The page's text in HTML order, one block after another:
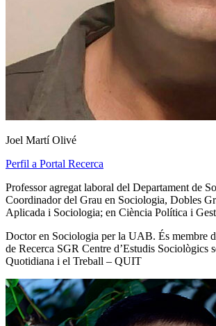
Joel Martí Olivé
Perfil a Portal Recerca
Professor agregat laboral del Departament de
Coordinador del Grau en Sociologia, Dobles
Aplicada i Sociologia; en Ciència Política i
Doctor en Sociologia per la UAB. És membre
de Recerca SGR Centre d’Estudis Sociològics
Quotidiana i el Treball – QUIT